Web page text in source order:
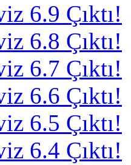
6.9 Çıktı!
6.8 Çıktı!
6.7 Çıktı!
6.6 Çıktı!
6.5 Çıktı!
6.4 Çıktı!